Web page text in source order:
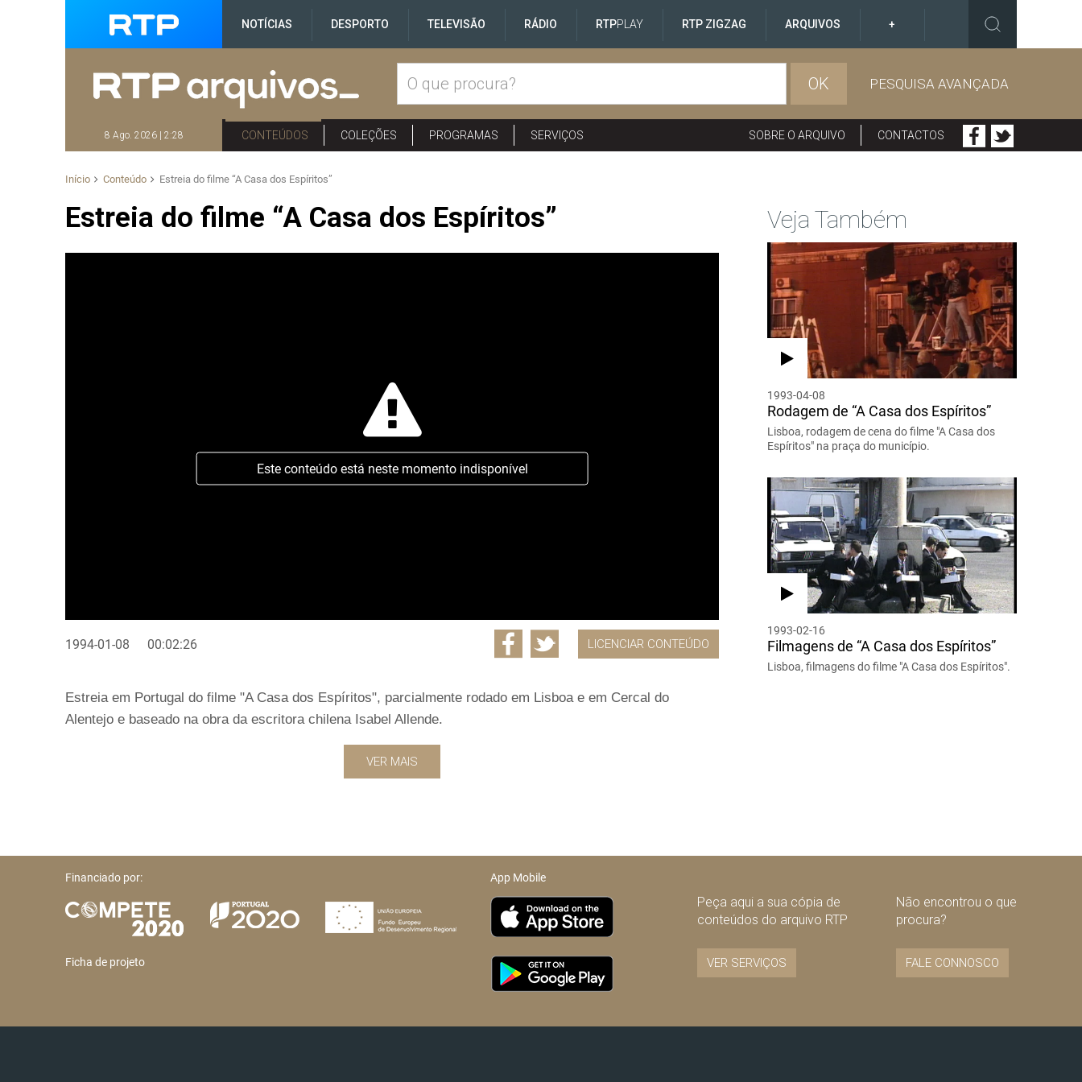
NOTÍCIAS DESPORTO TELEVISÃO RÁDIO RTPPLAY RTP ZIGZAG ARQUIVOS +
OK PESQUISA AVANÇADA
8 Ago. 2026 | 2:28 CONTEÚDOS COLEÇÕES PROGRAMAS SERVIÇOS SOBRE O ARQUIVO CONTACTOS
Início Conteúdo Estreia do filme “A Casa dos Espíritos”
Estreia do filme “A Casa dos Espíritos”
Este conteúdo está neste momento indisponível
1994-01-08 00:02:26 LICENCIAR CONTEÚDO
Estreia em Portugal do filme "A Casa dos Espíritos", parcialmente rodado em Lisboa e em Cercal do
Alentejo e baseado na obra da escritora chilena Isabel Allende.
VER MAIS
Veja Também
1993-04-08
Rodagem de “A Casa dos Espíritos”
Lisboa, rodagem de cena do filme "A Casa dos
Espíritos" na praça do município.
1993-02-16
Filmagens de “A Casa dos Espíritos”
Lisboa, filmagens do filme "A Casa dos Espíritos".
Financiado por:
Ficha de projeto
App Mobile
Peça aqui a sua cópia de
conteúdos do arquivo RTP
VER SERVIÇOS
Não encontrou o que
procura?
FALE CONNOSCO